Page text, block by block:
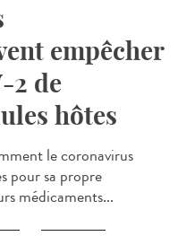
empêcher
2 de
hôtes
le coronavirus
pour sa propre
médicaments...